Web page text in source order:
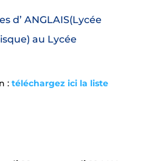
d’ ANGLAIS(Lycée
au Lycée
: téléchargez ici la liste